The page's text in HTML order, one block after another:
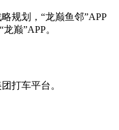
规划，“龙巅鱼邻”APP
巅”APP。
打车平台。